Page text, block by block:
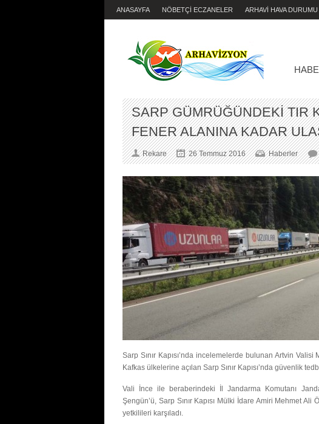
ANASAYFA NÖBETÇİ ECZANELER ARHAVİ HAVA DURUMU
SARP GÜMRÜĞÜNDEKİ TIR
FENER ALANINA KADAR
Rekare 26 Temmuz 2016 Haberler
Sarp Sınır Kapısı’nda incelemelerde bulunan Artvin
Kafkas ülkelerine açılan Sarp Sınır Kapısı’nda güvenlik
Vali İnce ile beraberindeki İl Jandarma Komutanı
Şengün’ü, Sarp Sınır Kapısı Mülki İdare Amiri Mehmet
yetkilileri karşıladı.